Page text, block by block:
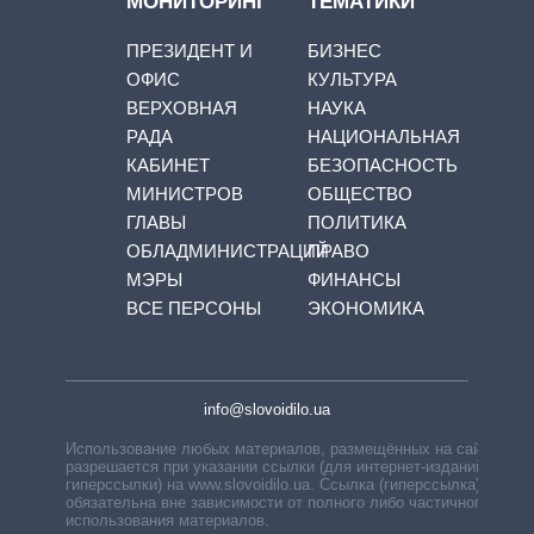
ПРЕЗИДЕНТ И
ОФИС
ВЕРХОВНАЯ
РАДА
КАБИНЕТ
МИНИСТРОВ
ГЛАВЫ
ОБЛАДМИНИСТРАЦИЙ
МЭРЫ
ВСЕ ПЕРСОНЫ
БИЗНЕС
КУЛЬТУРА
НАУКА
НАЦИОНАЛЬНАЯ
БЕЗОПАСНОСТЬ
ОБЩЕСТВО
ПОЛИТИКА
ПРАВО
ФИНАНСЫ
ЭКОНОМИКА
info@slovoidilo.ua
Использование любых материалов, размещённых на сайте,
разрешается при указании ссылки (для интернет-изданий —
гиперссылки) на www.slovoidilo.ua. Ссылка (гиперссылка)
обязательна вне зависимости от полного либо частичного
использования материалов.